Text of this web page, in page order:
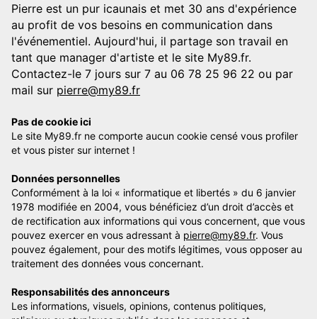
Pierre est un pur icaunais et met 30 ans d'expérience
au profit de vos besoins en communication dans
l'événementiel. Aujourd'hui, il partage son travail en
tant que manager d'artiste et le site My89.fr.
Contactez-le 7 jours sur 7 au 06 78 25 96 22 ou par
mail sur pierre@my89.fr
Pas de cookie ici
Le site My89.fr ne comporte aucun cookie censé vous profiler
et vous pister sur internet !
Données personnelles
Conformément à la loi « informatique et libertés » du 6 janvier
1978 modifiée en 2004, vous bénéficiez d’un droit d’accès et
de rectification aux informations qui vous concernent, que vous
pouvez exercer en vous adressant à pierre@my89.fr. Vous
pouvez également, pour des motifs légitimes, vous opposer au
traitement des données vous concernant.
Responsabilités des annonceurs
Les informations, visuels, opinions, contenus politiques,